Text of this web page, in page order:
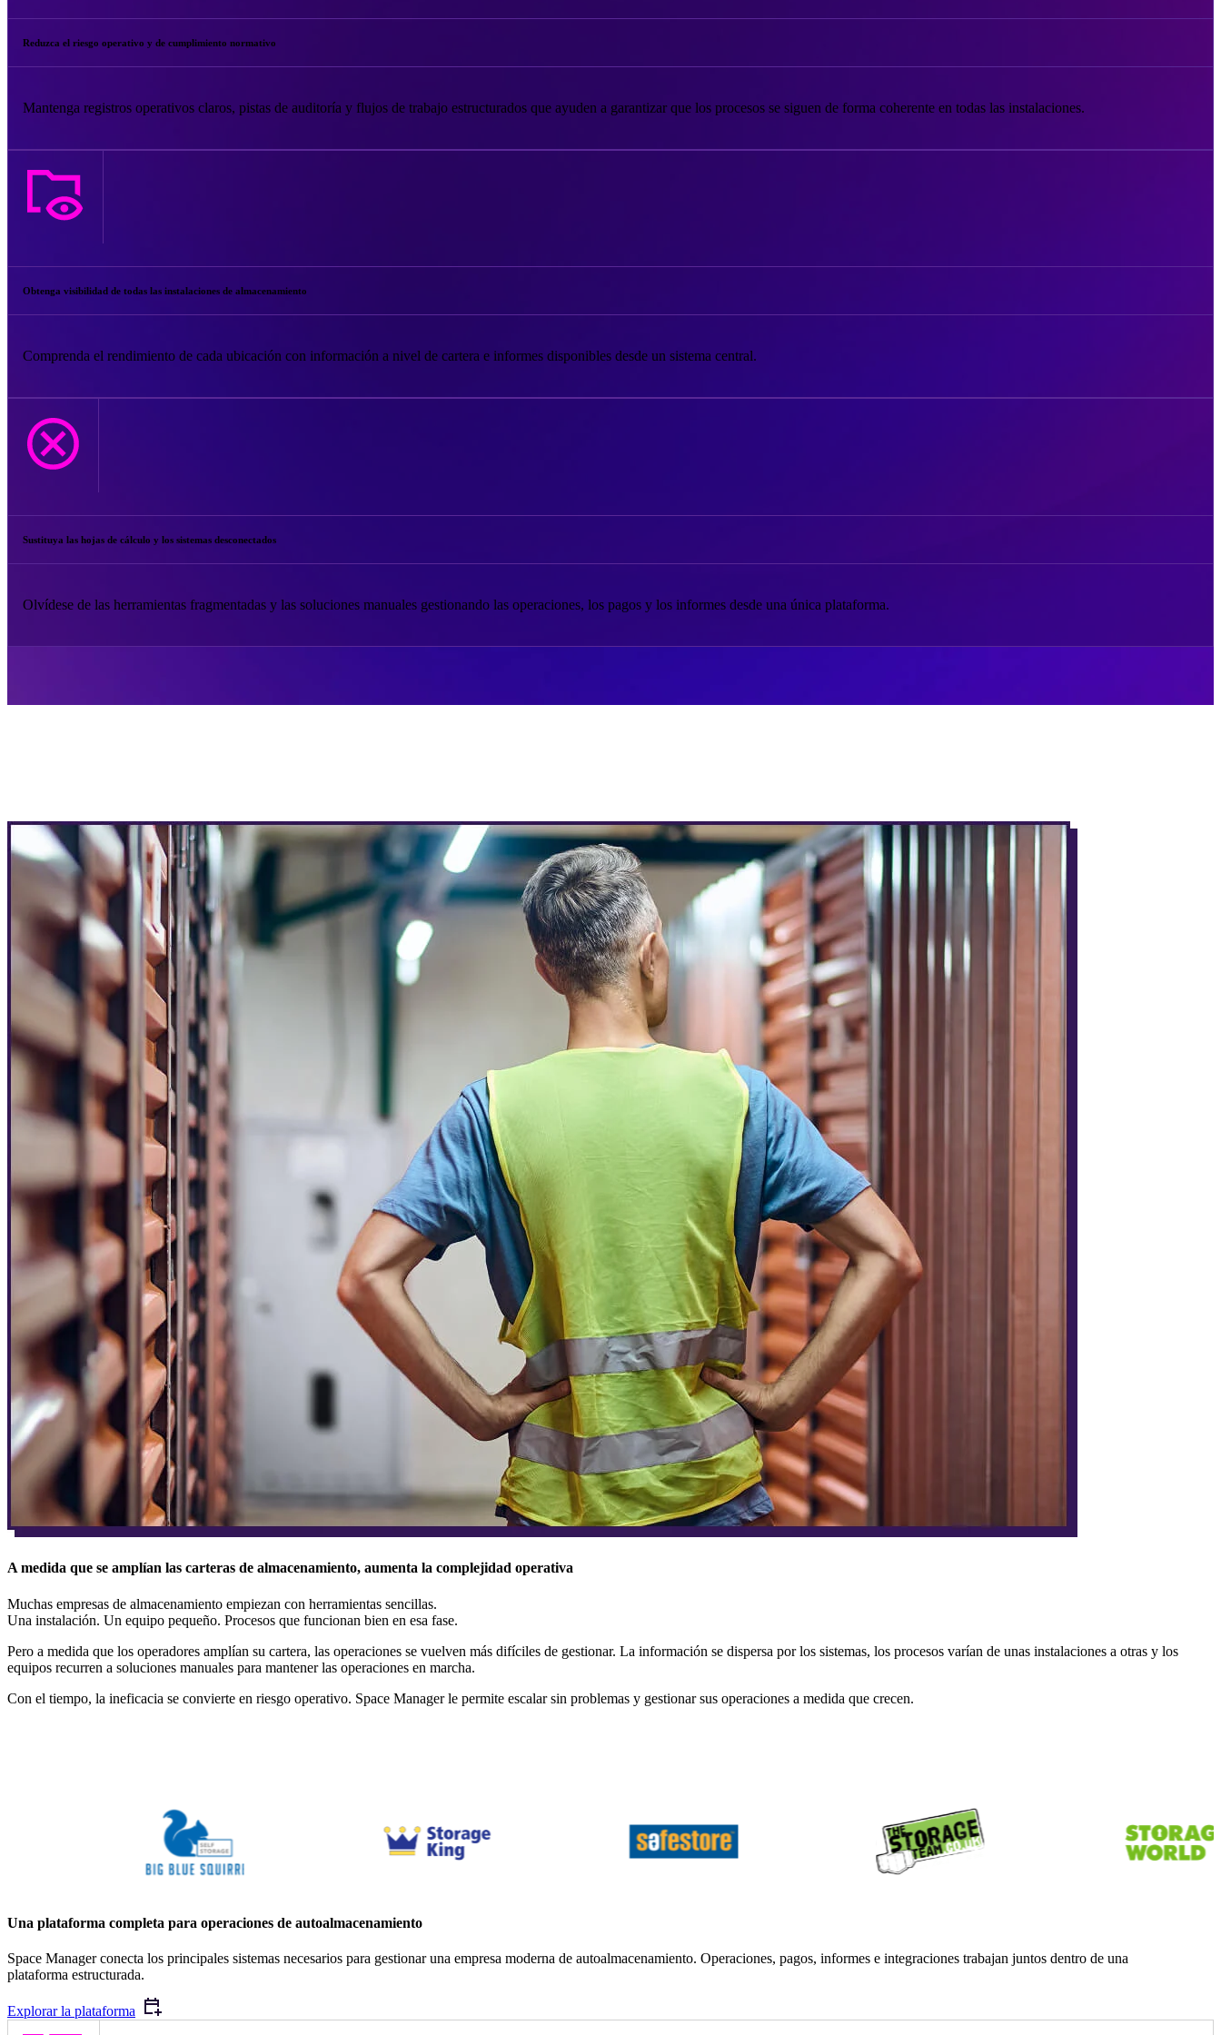
Reduzca el riesgo operativo y de cumplimiento normativo
Mantenga registros operativos claros, pistas de auditoría y flujos de trabajo estructurados que ayuden a garantizar que los procesos se siguen de forma coherente en todas las instalaciones.
Obtenga visibilidad de todas las instalaciones de almacenamiento
Comprenda el rendimiento de cada ubicación con información a nivel de cartera e informes disponibles desde un sistema central.
Sustituya las hojas de cálculo y los sistemas desconectados
Olvídese de las herramientas fragmentadas y las soluciones manuales gestionando las operaciones, los pagos y los informes desde una única plataforma.
A medida que se amplían las carteras de almacenamiento, aumenta la complejidad operativa
Muchas empresas de almacenamiento empiezan con herramientas sencillas.
Una instalación. Un equipo pequeño. Procesos que funcionan bien en esa fase.
Pero a medida que los operadores amplían su cartera, las operaciones se vuelven más difíciles de gestionar. La información se dispersa por los sistemas, los procesos varían de unas instalaciones a otras y los
equipos recurren a soluciones manuales para mantener las operaciones en marcha.
Con el tiempo, la ineficacia se convierte en riesgo operativo. Space Manager le permite escalar sin problemas y gestionar sus operaciones a medida que crecen.
Una plataforma completa para operaciones de autoalmacenamiento
Space Manager conecta los principales sistemas necesarios para gestionar una empresa moderna de autoalmacenamiento. Operaciones, pagos, informes e integraciones trabajan juntos dentro de una
plataforma estructurada.
Explorar la plataforma